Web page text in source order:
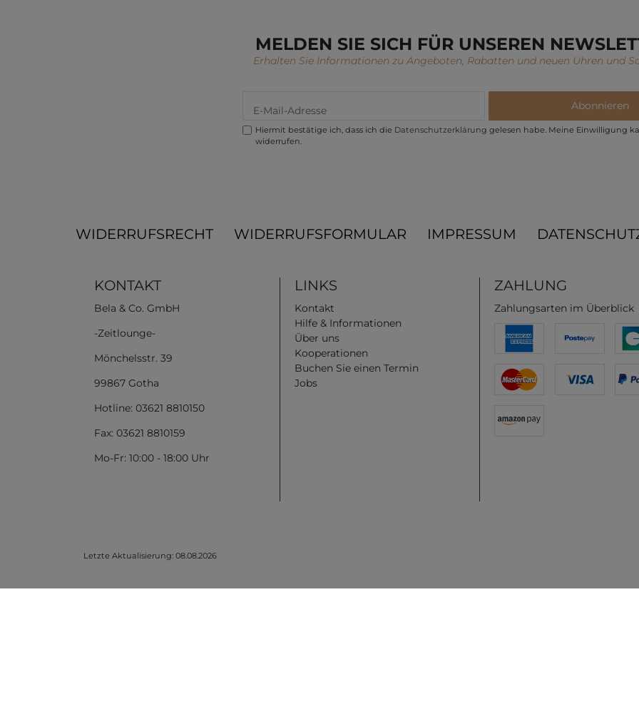
MELDEN SIE SICH FÜR UNSEREN
Erhalten Sie Informationen zu Angeboten, Rabatten und neuen Uhren und
Abonnieren
Hiermit bestätige ich, dass ich die Daten­schutz­erklärung gelesen habe. Meine Einwilligung
widerrufen.
WIDERRUFSRECHT WIDERRUFSFORMULAR IMPRESSUM
KONTAKT
Bela & Co. GmbH
-Zeitlounge-
Mönchelsstr. 39
99867 Gotha
Hotline: 03621 8810150
Fax: 03621 8810159
Mo-Fr: 10:00 - 18:00 Uhr
LINKS
Kontakt
Hilfe & Informationen
Über uns
Kooperationen
Buchen Sie einen Termin
Jobs
ZAHLUNG
Zahlungsarten im Überblick
Letzte Aktualisierung: 08.08.2026